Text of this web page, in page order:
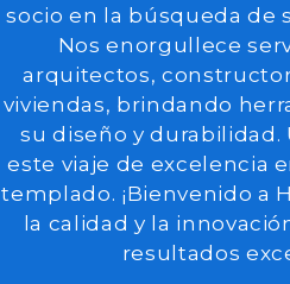
socio en la búsqueda de
Nos enorgullece
arquitectos,
viviendas, brindando
su diseño y durabilidad.
este viaje de excelencia
templado. ¡Bienvenido a
la calidad y la
resultados